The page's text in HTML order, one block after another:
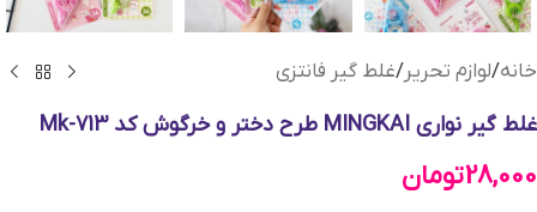
خانه/لوازم تحریر/غلط گیر فانتزی
غلط گیر نواری MINGKAI طرح دختر و خرگوش کد Mk-713
28,000تومان